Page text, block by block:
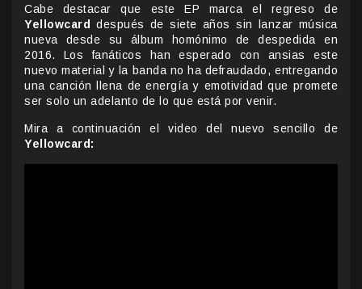
Cabe destacar que este EP marca el regreso de
Yellowcard
después de siete años sin lanzar música
nueva desde su álbum homónimo de despedida en
2016. Los fanáticos han esperado con ansias este
nuevo material y la banda no ha defraudado, entregando
una canción llena de energía y emotividad que promete
ser solo un adelanto de lo que está por venir.
Mira a continuación el video del nuevo sencillo de
Yellowcard: